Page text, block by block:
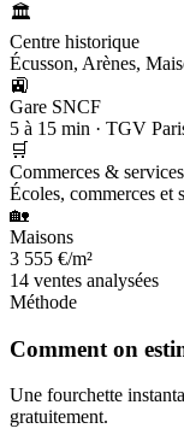
🏛️
Centre historique
Écusson, Arènes,
🚉
Gare SNCF
5 à 15 min · TGV
🛒
Commerces & services
Écoles, commerces et
🏡
Maisons
3 555 €/m²
14 ventes analysées
Méthode
Comment on
Une fourchette
gratuitement.